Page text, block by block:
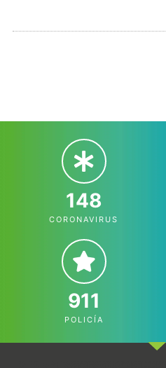
148
CORONAVIRUS
911
POLICÍA